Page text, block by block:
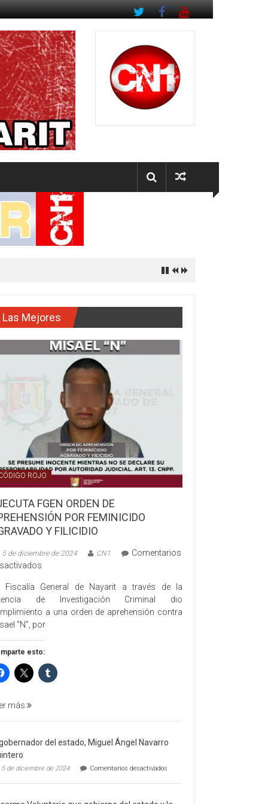
Las Mejores
ROJO
FGEN ORDEN DE
POR FEMINICIDO
Y FILICIDIO
5 de diciembre de 2024 CN1
Comentarios
FGEN
ORDEN
DE
APREHENSIÓN
POR
FEMINICIDO
AGRAVADO
Y
Fiscalía General de Nayarit a través de la
de Investigación Criminal dio
a una orden de aprehensión contra
“N”, por
esto:
más
del estado, Miguel Ángel Navarro
5 de diciembre de 2024 Comentarios desactivados
gobernador